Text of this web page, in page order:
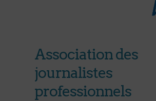
Association des
journalistes
professionnels